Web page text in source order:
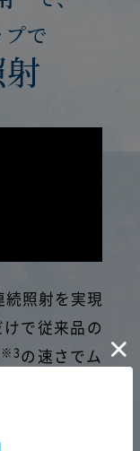
で
続照射を実現
で従来品の
※3 の速さでム
た場合
の審査終了
年間の延